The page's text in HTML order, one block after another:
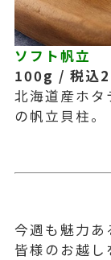
ソフト帆立
100g / 税込
北海道産ホタ
の帆立貝柱。
今週も魅力あ
皆様のお越し